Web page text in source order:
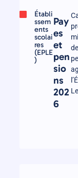
Établi
ssem
ents
scolai
res
(EPLE
)
Pay
es
et
pen
sio
ns
202
6
Le